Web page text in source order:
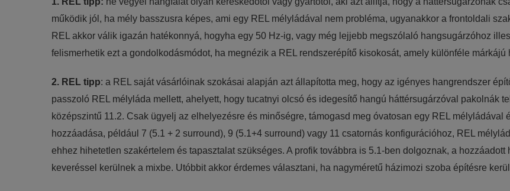
működik jól, ha mély basszusra képes, ami egy REL mélyládával nem probléma, ugyanakkor a frontoldali
REL akkor válik igazán hatékonnyá, hogyha egy 50 Hz-ig, vagy még lejjebb megszólaló hangsugárzóhoz
felismerhetik ezt a gondolkodásmódot, ha megnézik a REL rendszerépítő kisokosát, amely különféle
2. REL tipp: a REL saját vásárlóinak szokásai alapján azt állapította meg, hogy az igényes hangrendszer
passzoló REL mélyláda mellett, ahelyett, hogy tucatnyi olcsó és idegesítő hangú háttérsugárzóval pakolnák
középszintű 11.2. Csak ügyelj az elhelyezésre és minőségre, támogasd meg óvatosan egy REL
hozzáadása, például 7 (5.1 + 2 surround), 9 (5.1+4 surround) vagy 11 csatornás konfigurációhoz, REL
ehhez hihetetlen szakértelem és tapasztalat szükséges. A profik továbbra is 5.1-ben dolgoznak, a
keveréssel kerülnek a mixbe. Utóbbit akkor érdemes választani, ha nagyméretű házimozi szoba építésre